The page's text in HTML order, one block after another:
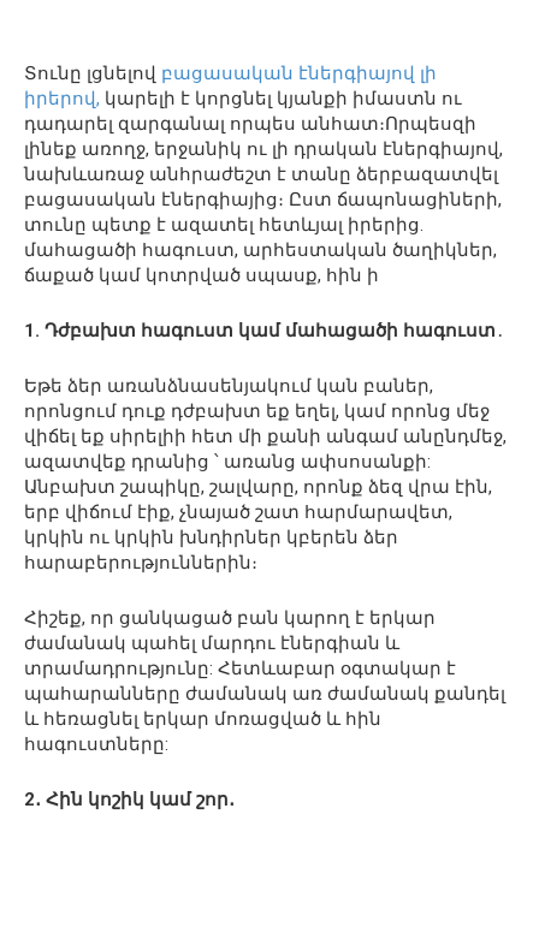
Տունը լցնելով բացասական էներգիայով լի
իրերով, կարելի է կորցնել կյանքի իմաստն ու
դադարել զարգանալ որպես անհատ։Որպեսզի
լինեք առողջ, երջանիկ ու լի դրական էներգիայով,
նախևառաջ անհրաժեշտ է տանը ձերբազատվել
բացասական էներգիայից։ Ըստ ճապոնացիների,
տունը պետք է ազատել հետևյալ իրերից.
մահացածի հագուստ, արհեստական ծաղիկներ,
ճաքած կամ կոտրված սպասք, հին ի
1. Դժբախտ հագուստ կամ մահացածի հագուստ ․
Եթե ​​ձեր առանձնասենյակում կան բաներ,
որոնցում դուք դժբախտ եք եղել, կամ որոնց մեջ
վիճել եք սիրելիի հետ մի քանի անգամ անընդմեջ,
ազատվեք դրանից ՝ առանց ափսոսանքի:
Անբախտ շապիկը, շալվարը, որոնք ձեզ վրա էին,
երբ վիճում էիք, չնայած շատ հարմարավետ,
կրկին ու կրկին խնդիրներ կբերեն ձեր
հարաբերություններին։
Հիշեք, որ ցանկացած բան կարող է երկար
ժամանակ պահել մարդու էներգիան և
տրամադրությունը: Հետևաբար օգտակար է
պահարանները ժամանակ առ ժամանակ քանդել
և հեռացնել երկար մոռացված և հին
հագուստները:
2․ Հին կոշիկ կամ շոր․